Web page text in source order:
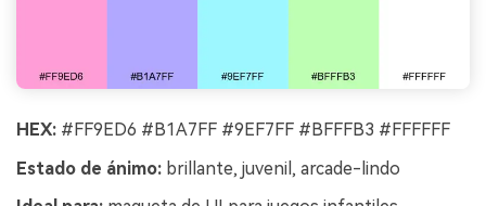
HEX: #FF9ED6 #B1A7FF #9EF7FF #BFFFB3 #FFFFFF
Estado de ánimo: brillante, juvenil, arcade-lindo